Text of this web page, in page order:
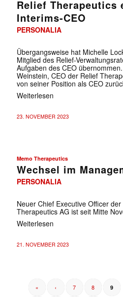
Relief Therapeutics
Interims-CEO
PERSONALIA
Übergangsweise hat Michelle
Mitglied des Relief-
Aufgaben des CEO
Weinstein, CEO der Relief
von seiner Position als CEO
Weiterlesen
23. NOVEMBER 2023
Memo Therapeutics
Wechsel im
PERSONALIA
Neuer Chief Executive Officer
Therapeutics AG ist seit Mitte
Weiterlesen
21. NOVEMBER 2023
« ‹ 7 8 9